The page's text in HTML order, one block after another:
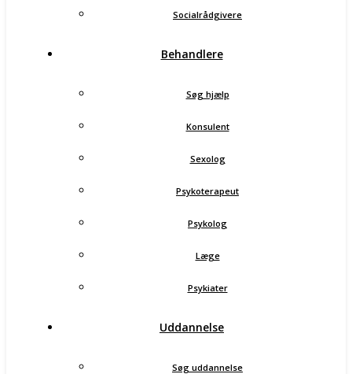
Socialrådgivere
Behandlere
Søg hjælp
Konsulent
Sexolog
Psykoterapeut
Psykolog
Læge
Psykiater
Uddannelse
Søg uddannelse